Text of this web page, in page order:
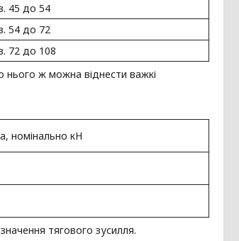
45 до 54
54 до 72
72 до 108
нього ж можна віднести важкі
номінально кН
тягового зусилля.